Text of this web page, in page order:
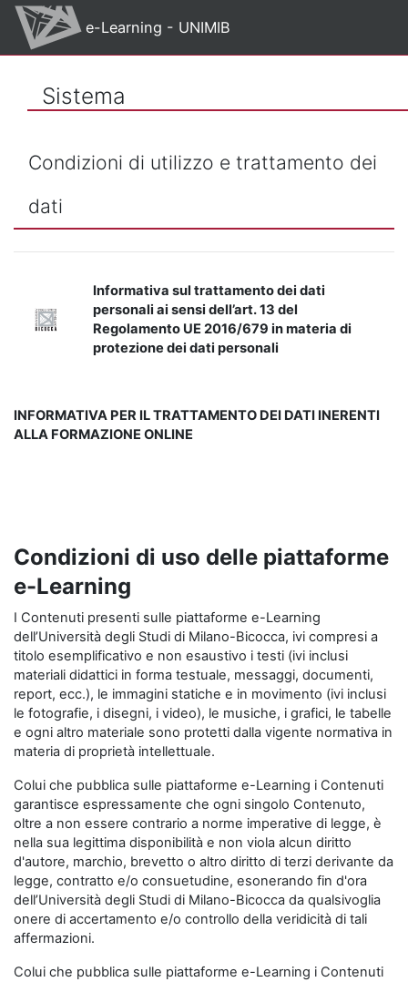
Vai al contenuto principale
e-Learning - UNIMIB
Sistema
Condizioni di utilizzo e trattamento dei
dati
Informativa sul trattamento dei dati
personali ai sensi dell’art. 13 del
Regolamento UE 2016/679 in materia di
protezione dei dati personali
INFORMATIVA PER IL TRATTAMENTO DEI DATI INERENTI
ALLA FORMAZIONE ONLINE
Condizioni di uso delle piattaforme
e-Learning
I Contenuti presenti sulle piattaforme e-Learning
dell’Università degli Studi di Milano-Bicocca, ivi compresi a
titolo esemplificativo e non esaustivo i testi (ivi inclusi
materiali didattici in forma testuale, messaggi, documenti,
report, ecc.), le immagini statiche e in movimento (ivi inclusi
le fotografie, i disegni, i video), le musiche, i grafici, le tabelle
e ogni altro materiale sono protetti dalla vigente normativa in
materia di proprietà intellettuale.
Colui che pubblica sulle piattaforme e-Learning i Contenuti
garantisce espressamente che ogni singolo Contenuto,
oltre a non essere contrario a norme imperative di legge, è
nella sua legittima disponibilità e non viola alcun diritto
d'autore, marchio, brevetto o altro diritto di terzi derivante da
legge, contratto e/o consuetudine, esonerando fin d'ora
dell’Università degli Studi di Milano-Bicocca da qualsivoglia
onere di accertamento e/o controllo della veridicità di tali
affermazioni.
Colui che pubblica sulle piattaforme e-Learning i Contenuti